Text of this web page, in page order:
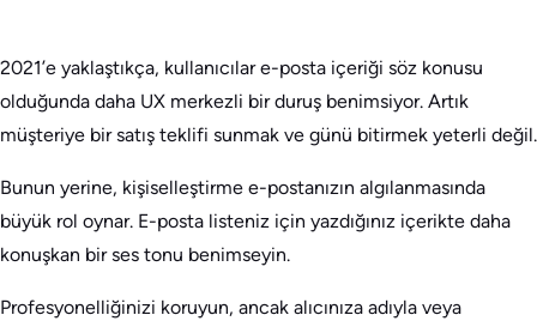
2021’e yaklaştıkça, kullanıcılar e-posta içeriği söz konusu
olduğunda daha UX merkezli bir duruş benimsiyor. Artık
müşteriye bir satış teklifi sunmak ve günü bitirmek yeterli değil.
Bunun yerine, kişiselleştirme e-postanızın algılanmasında
büyük rol oynar. E-posta listeniz için yazdığınız içerikte daha
konuşkan bir ses tonu benimseyin.
Profesyonelliğinizi koruyun, ancak alıcınıza adıyla veya